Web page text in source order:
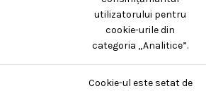
utilizatorului pentru
cookie-urile din
categoria „Analitice”.
Cookie-ul este setat de